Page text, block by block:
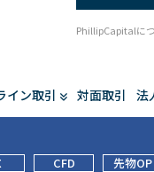
イン取引 対面取引 法
PhillipCapitalに
CFD 先物OP